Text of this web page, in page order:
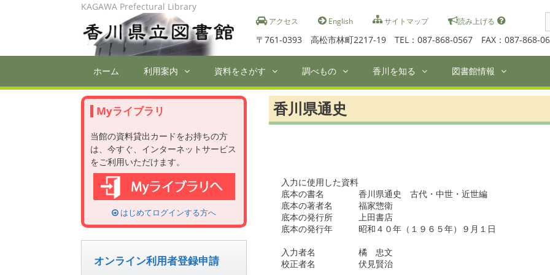
アクセス English サイトマップ 読み上げる
〒761-0393 高松市林町2217-19 TEL：087-868-0567 FAX：087-868-
KAGAWA Prefectural Library
ホーム 利用案内 資料をさがす 調べもの 香川を知る 図書館情報
香川県通史
入力に使用した資料
底本の書名　　　　香川県通史　古代・中世・近世編
底本の著者名　　　福家惣衛
底本の発行所　　　上田書店
底本の発行年　　　昭和４０年（１９６５年）９月１日
入力者名　　　　　橘　忠文
校正者名　　　　　伏見賢治
Myライブラリ
当館の資料貸出カードをお持ちの方
は、今すぐ、インターネットサービス
をご利用いただけます。
はじめてログインする方へ
オンライン利用者登録申請